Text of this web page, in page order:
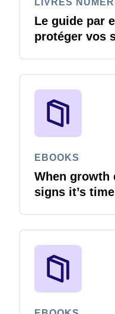
LIVRES
Le guide par
protéger vos
EBOOKS
When growth
signs it’s